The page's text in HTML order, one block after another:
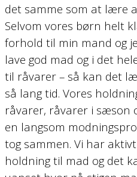
det samme som at lære
Selvom vores børn helt
forhold til min mand og
lave god mad og i det
til råvarer – så kan det
så lang tid. Vores
råvarer, råvarer i sæson
en langsom
tog sammen. Vi har
holdning til mad og det